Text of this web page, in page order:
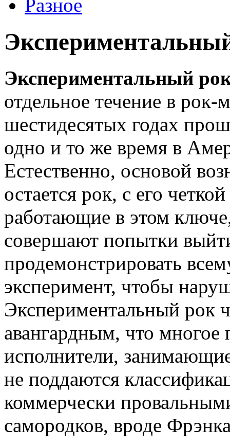
Разное
Экспериментальный
отдельное течение в рок-
шестидесятых годах
одно и то же время в
Естественно, основой
остается рок, с его
работающие в этом
совершают попытки
продемонстрировать
эксперимент, чтобы
Экспериментальный рок
авангардным, что многое
исполнители,
не поддаются
коммерчески
самородков, вроде